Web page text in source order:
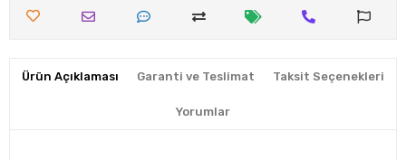
Ürün Açıklaması Garanti ve Teslimat Taksit Seçenekleri
Yorumlar